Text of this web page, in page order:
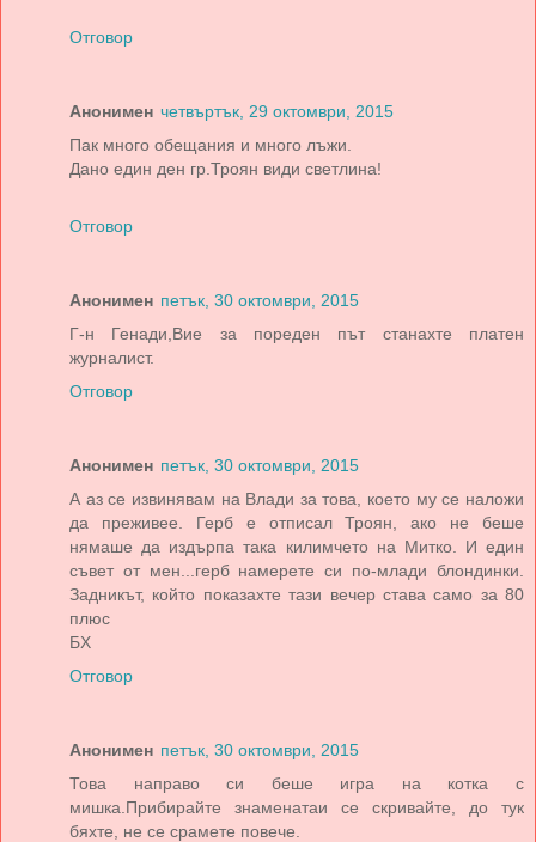
Отговор
Анонимен четвъртък, 29 октомври, 2015
Пак много обещания и много лъжи.
Дано един ден гр.Троян види светлина!
Отговор
Анонимен петък, 30 октомври, 2015
Г-н Генади,Вие за пореден път станахте платен
журналист.
Отговор
Анонимен петък, 30 октомври, 2015
А аз се извинявам на Влади за това, което му се наложи
да преживее. Герб е отписал Троян, ако не беше
нямаше да издърпа така килимчето на Митко. И един
съвет от мен...герб намерете си по-млади блондинки.
Задникът, който показахте тази вечер става само за 80
плюс
БХ
Отговор
Анонимен петък, 30 октомври, 2015
Това направо си беше игра на котка с
мишка.Прибирайте знаменатаи се скривайте, до тук
бяхте, не се срамете повече.